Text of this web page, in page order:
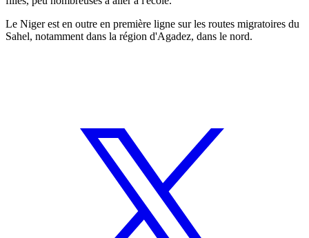
Le Niger est en outre en première ligne sur les routes migratoires du
Sahel, notamment dans la région d'Agadez, dans le nord.